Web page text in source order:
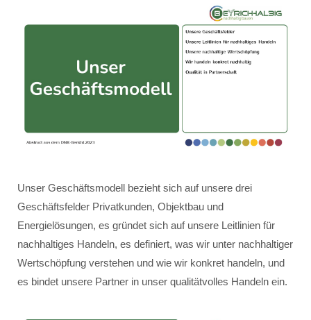
Unser Geschäftsmodell bezieht sich auf unsere drei
Geschäftsfelder Privatkunden, Objektbau und
Energielösungen, es gründet sich auf unsere Leitlinien für
nachhaltiges Handeln, es definiert, was wir unter nachhaltiger
Wertschöpfung verstehen und wie wir konkret handeln, und
es bindet unsere Partner in unser qualitätvolles Handeln ein.